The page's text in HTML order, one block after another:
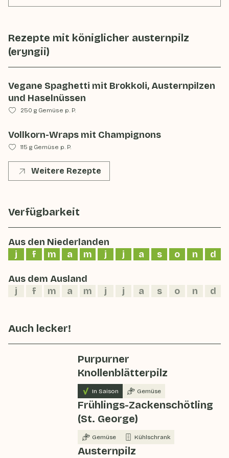
Rezepte mit königlicher austernpilz
(eryngii)
Vegane Spaghetti mit Brokkoli, Austernpilzen
und Haselnüssen
250 g Gemüse p. P.
Vollkorn-Wraps mit Champignons
115 g Gemüse p. P.
Weitere Rezepte
Verfügbarkeit
Aus den Niederlanden
j
f m a m j j a s o n d
Aus dem Ausland
j
f m a m j j a s o n d
Auch lecker!
Purpurner
Knollenblätterpilz
In Saison Gemüse
Frühlings-Zackenschötling
(St. George)
Gemüse Kühlschrank
Austernpilz